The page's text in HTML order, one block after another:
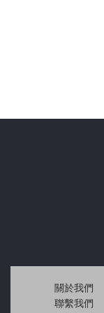
關於我們
聯繫我們